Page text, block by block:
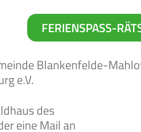
FERIENSPASS-
Blankenfelde-
e.V.
des
eine Mail an